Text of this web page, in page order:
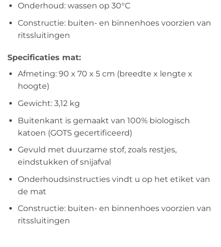
Onderhoud: wassen op 30°C
Constructie: buiten- en binnenhoes voorzien van
ritssluitingen
Specificaties mat:
Afmeting: 90 x 70 x 5 cm (breedte x lengte x
hoogte)
Gewicht: 3,12 kg
Buitenkant is gemaakt van 100% biologisch
katoen (GOTS gecertificeerd)
Gevuld met duurzame stof, zoals restjes,
eindstukken of snijafval
Onderhoudsinstructies vindt u op het etiket van
de mat
Constructie: buiten- en binnenhoes voorzien van
ritssluitingen